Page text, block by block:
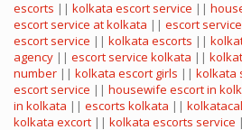
escorts || kolkata escort service ||
escort service at kolkata || escort
escort service || kolkata escorts ||
agency || escort service kolkata ||
number || kolkata escort girls || kolkata
escort service || housewife escort in
in kolkata || escorts kolkata ||
kolkata excort || kolkata escorts service